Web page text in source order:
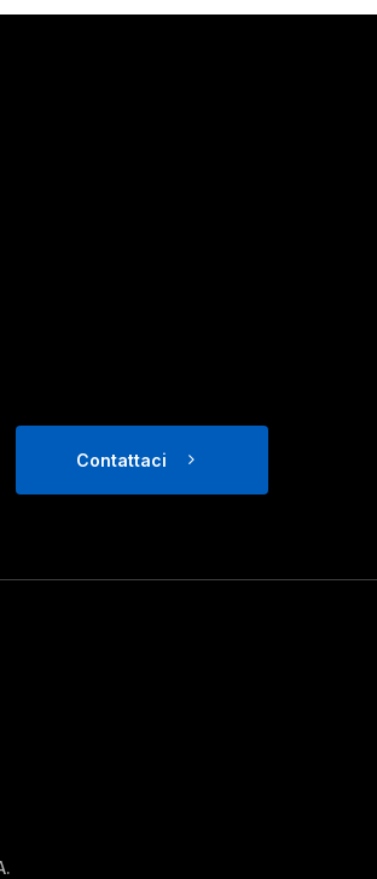
Contattaci